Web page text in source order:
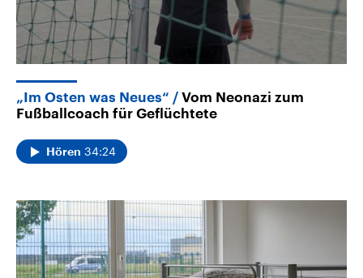
„Im Osten was Neues“
Vom Neonazi zum
Fußballcoach für Geflüchtete
Hören 34:24